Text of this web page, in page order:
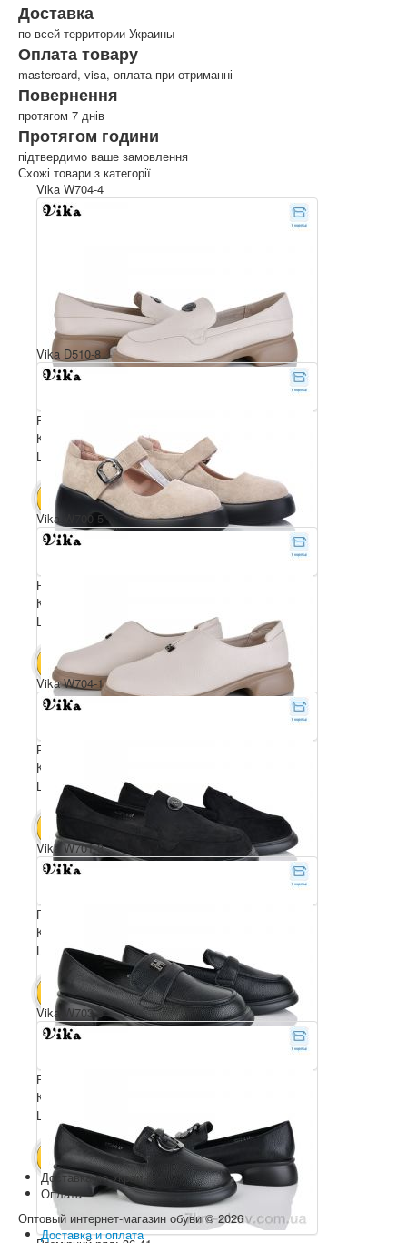
Доставка
по всей территории Украины
Оплата товару
mastercard, visa, оплата при отриманні
Повернення
протягом 7 днів
Протягом години
підтвердимо ваше замовлення
Схожі товари з категорії
Vika W704-4
Розмірний ряд: 36-41
Комплектація ящика: 8
Ціна за пару: 650 грн.
В КОШИК 5200 грн.
Vika D510-8
Розмірний ряд: 36-41
Комплектація ящика: 8
Ціна за пару: 650 грн.
В КОШИК 5200 грн.
Vika W700-5
Розмірний ряд: 36-41
Комплектація ящика: 8
Ціна за пару: 650 грн.
В КОШИК 5200 грн.
Vika W704-1
Розмірний ряд: 36-41
Комплектація ящика: 8
Ціна за пару: 650 грн.
В КОШИК 5200 грн.
Vika W701-3
Розмірний ряд: 36-41
Комплектація ящика: 8
Ціна за пару: 650 грн.
В КОШИК 5200 грн.
Vika W703-3
Доставка по Украине
Оплата
Оптовый интернет-магазин обуви © 2026
Доставка и оплата